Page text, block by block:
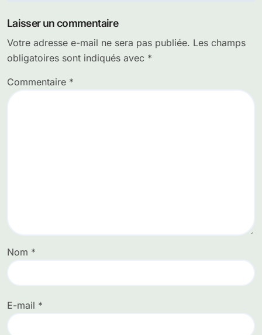
l’article
Laisser un commentaire
Votre adresse e-mail ne sera pas publiée. Les champs
obligatoires sont indiqués avec *
Commentaire *
Nom *
E-mail *